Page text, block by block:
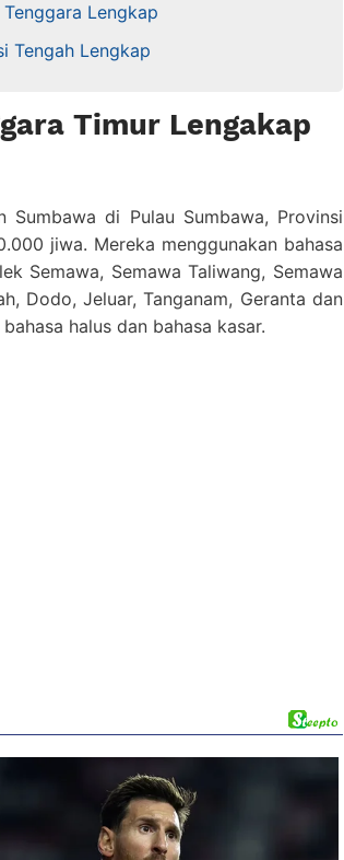
Lengkap
Tengah Lengkap
Timur Lengakap
Sumbawa di Pulau Sumbawa, Provinsi
jiwa. Mereka menggunakan bahasa
Semawa, Semawa Taliwang, Semawa
Dodo, Jeluar, Tanganam, Geranta dan
halus dan bahasa kasar.